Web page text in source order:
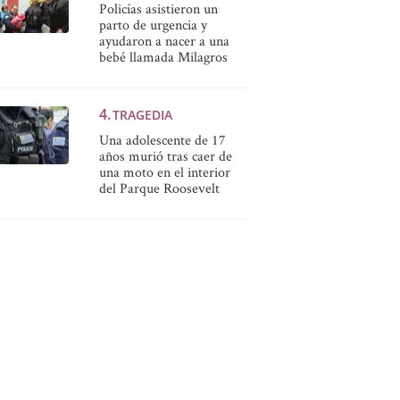
Policías asistieron un
parto de urgencia y
ayudaron a nacer a una
bebé llamada Milagros
TRAGEDIA
Una adolescente de 17
años murió tras caer de
una moto en el interior
del Parque Roosevelt